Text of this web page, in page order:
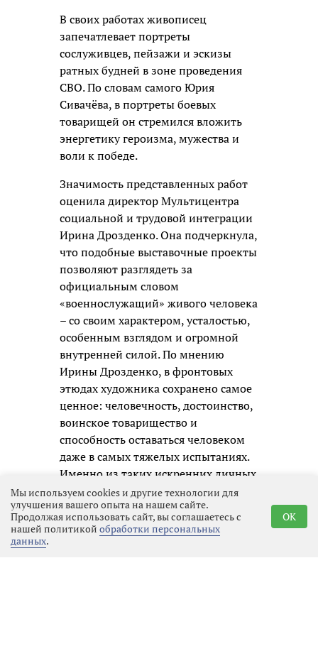
В своих работах живописец
запечатлевает портреты
сослуживцев, пейзажи и эскизы
ратных будней в зоне проведения
СВО. По словам самого Юрия
Сивачёва, в портреты боевых
товарищей он стремился вложить
энергетику героизма, мужества и
воли к победе.
Значимость представленных работ
оценила директор Мультицентра
социальной и трудовой интеграции
Ирина Дрозденко. Она подчеркнула,
что подобные выставочные проекты
позволяют разглядеть за
официальным словом
«военнослужащий» живого человека
– со своим характером, усталостью,
особенным взглядом и огромной
внутренней силой. По мнению
Ирины Дрозденко, в фронтовых
этюдах художника сохранено самое
ценное: человечность, достоинство,
воинское товарищество и
способность оставаться человеком
даже в самых тяжелых испытаниях.
Именно из таких искренних личных
образов и складывается честная
память о нашем времени для
будущих поколений.
Мы используем cookies и другие технологии для
улучшения вашего опыта на нашем сайте.
Продолжая использовать сайт, вы соглашаетесь с
нашей политикой обработки персональных
данных.
OK